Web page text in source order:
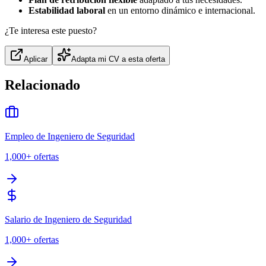
Estabilidad laboral en un entorno dinámico e internacional.
¿Te interesa este puesto?
Aplicar Adapta mi CV a esta oferta
Relacionado
Empleo de Ingeniero de Seguridad
1,000+ ofertas
Salario de Ingeniero de Seguridad
1,000+ ofertas